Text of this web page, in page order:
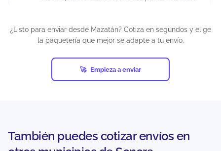
evaluación de la empresa de mensajería, ya que
cada transportista cuenta con sus propios
Los tiempos de resolución pueden extenderse
varias semanas debido a los procesos internos
¿Listo para enviar desde Mazatán? Cotiza en segundos y elige
la paquetería que mejor se adapte a tu envío.
Empieza a enviar
También puedes cotizar envíos en